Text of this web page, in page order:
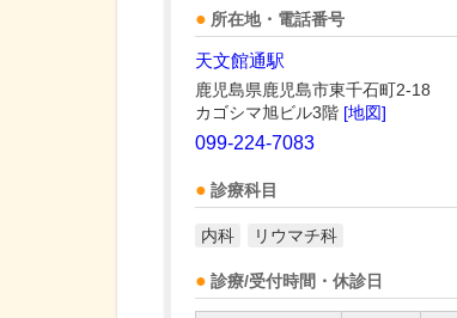
所在地・電話番号
天文館通駅
鹿児島県鹿児島市東千石町2-18
カゴシマ旭ビル3階 [地図]
099-224-7083
診療科目
内科 リウマチ科
診療/受付時間・休診日